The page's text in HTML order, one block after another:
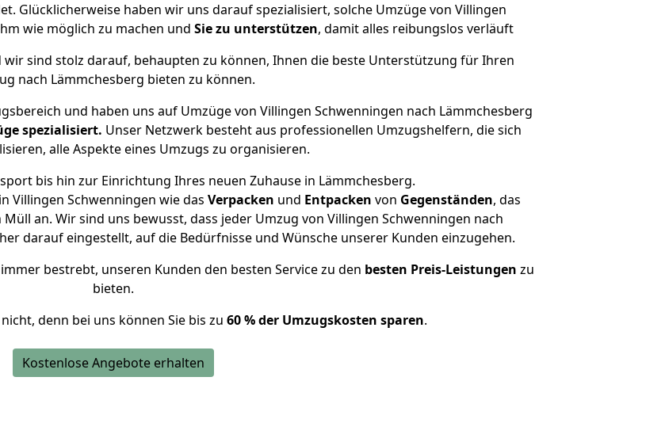
Glücklicherweise haben wir uns darauf spezialisiert, solche Umzüge von Villingen
wie möglich zu machen und Sie zu unterstützen, damit alles reibungslos verläuft
wir sind stolz darauf, behaupten zu können, Ihnen die beste Unterstützung für Ihren
nach Lämmchesberg bieten zu können.
und haben uns auf Umzüge von Villingen Schwenningen nach Lämmchesberg
spezialisiert. Unser Netzwerk besteht aus professionellen Umzugshelfern, die sich
alle Aspekte eines Umzugs zu organisieren.
bis hin zur Einrichtung Ihres neuen Zuhause in Lämmchesberg.
Villingen Schwenningen wie das Verpacken und Entpacken von Gegenständen, das
an. Wir sind uns bewusst, dass jeder Umzug von Villingen Schwenningen nach
darauf eingestellt, auf die Bedürfnisse und Wünsche unserer Kunden einzugehen.
bestrebt, unseren Kunden den besten Service zu den besten Preis-Leistungen zu
bieten.
denn bei uns können Sie bis zu 60 % der Umzugskosten sparen.
Kostenlose Angebote erhalten